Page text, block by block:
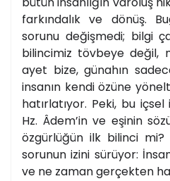
farkındalık ve dönüş.
sorunu değişmedi; bilgi
bilincimiz tövbeye değil,
ayet bize, günahın
insanın kendi özüne
hatırlatıyor. Peki, bu
Hz. Âdem’in ve eşinin
özgürlüğün ilk bilinci
sorunun izini sürüyor:
ve ne zaman gerçekten